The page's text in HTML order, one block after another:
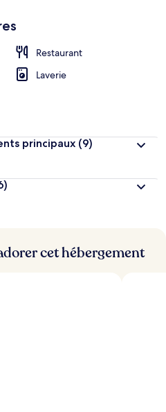
Restaurant
Laverie
principaux (9)
cet hébergement